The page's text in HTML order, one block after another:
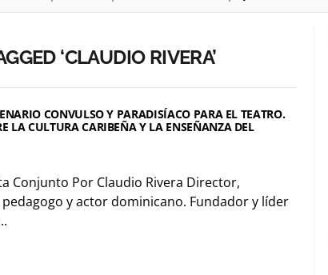
‘CLAUDIO RIVERA’
CONVULSO Y PARADISÍACO PARA EL TEATRO.
LA CULTURA CARIBEÑA Y LA ENSEÑANZA DEL
Conjunto Por Claudio Rivera Director,
y actor dominicano. Fundador y líder